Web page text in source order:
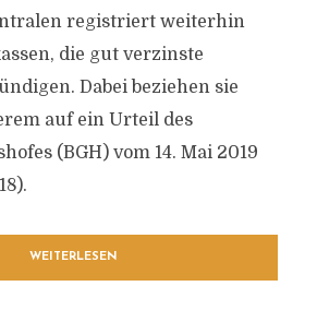
registriert weiterhin
die gut verzinste
Dabei beziehen sie
auf ein Urteil des
(BGH) vom 14. Mai 2019
WEITERLESEN